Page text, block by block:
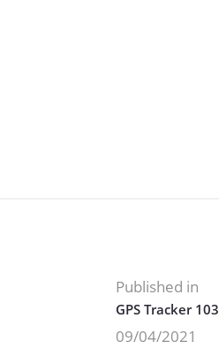
Published in
GPS Tracker
09/04/2021